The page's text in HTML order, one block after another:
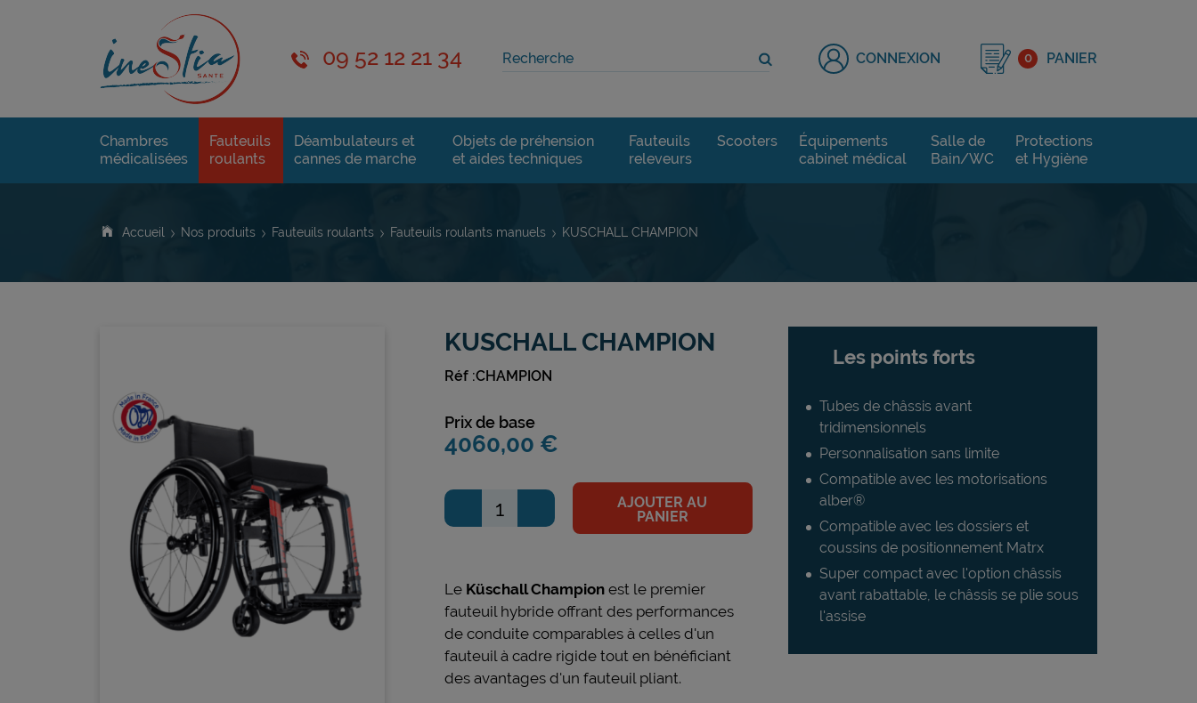
09 52 12 21 34 CONNEXION 0 PANIER
Chambres
médicalisées
Fauteuils
roulants
Déambulateurs et
cannes de marche
Objets de préhension
et aides techniques
Fauteuils
releveurs
Scooters
Équipements
cabinet médical
Salle de
Bain/WC
Protections
et Hygiène
Accueil Nos produits Fauteuils roulants Fauteuils roulants manuels KUSCHALL CHAMPION
KUSCHALL CHAMPION
Réf :CHAMPION
Prix de base
4060,00 €
AJOUTER AU
PANIER
LeKüschall Championest le premier
fauteuil hybride offrant des performances
de conduite comparables à celles d'un
fauteuil à cadre rigide tout en bénéficiant
des avantages d'un fauteuil pliant.
Les points forts
Tubes de châssis avant
tridimensionnels
Personnalisation sans limite
Compatible avec les motorisations
alber®
Compatible avec les dossiers et
coussins de positionnement Matrx
Super compact avec l'option châssis
avant rabattable, le châssis se plie sous
l'assise